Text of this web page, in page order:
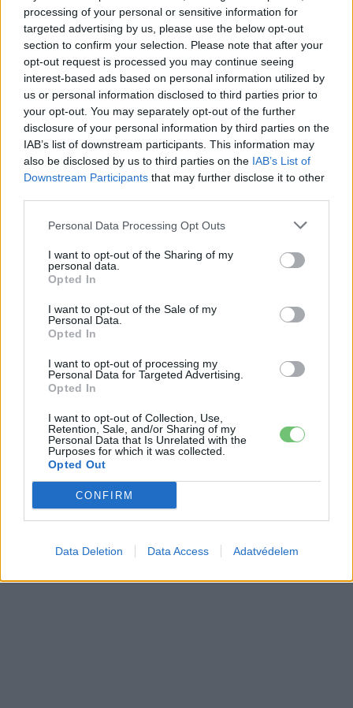
processing of your personal or sensitive information for
targeted advertising by us, please use the below opt-out
section to confirm your selection. Please note that after your
opt-out request is processed you may continue seeing
interest-based ads based on personal information utilized by
us or personal information disclosed to third parties prior to
your opt-out. You may separately opt-out of the further
disclosure of your personal information by third parties on the
IAB’s list of downstream participants. This information may
also be disclosed by us to third parties on the IAB’s List of
Downstream Participants that may further disclose it to other
Personal Data Processing Opt Outs
I want to opt-out of the Sharing of my
personal data.
Opted In
I want to opt-out of the Sale of my
Personal Data.
Opted In
I want to opt-out of processing my
Personal Data for Targeted Advertising.
Opted In
I want to opt-out of Collection, Use,
Retention, Sale, and/or Sharing of my
Personal Data that Is Unrelated with the
Purposes for which it was collected.
Opted Out
CONFIRM
Data Deletion Data Access Adatvédelem
KAPCSOLÓDÓ CIKKEK TÖBB A SZERZŐTŐL
BMW
München csak most érte utol
Debrecent: elindult a BMW i3
sorozatgyártása
Elektromos
autó
8500-an rendeltek vakon egy autót,
amit nem láttak — megkezdődött a
Škoda Peaq gyártása
97,6 százalékon áll Norvégia
villanyautó-aránya – közben